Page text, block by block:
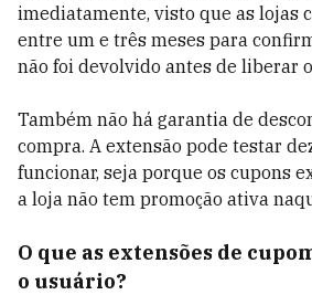
imediatamente, visto que as lojas
entre um e três meses para
não foi devolvido antes de liberar
Também não há garantia de
compra. A extensão pode testar
funcionar, seja porque os cupons
a loja não tem promoção ativa
O que as extensões de
o usuário?